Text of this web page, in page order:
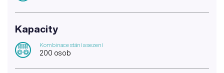
Kapacity
Kombinace stání a sezení
200 osob